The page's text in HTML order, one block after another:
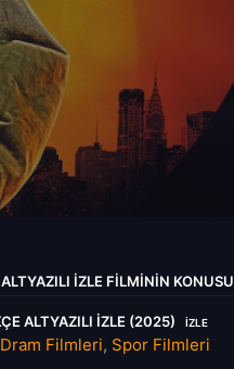
IZLE FILMININ KONUSU
ALTYAZILI IZLE (2025) IZLE
Dram Filmleri, Spor Filmleri